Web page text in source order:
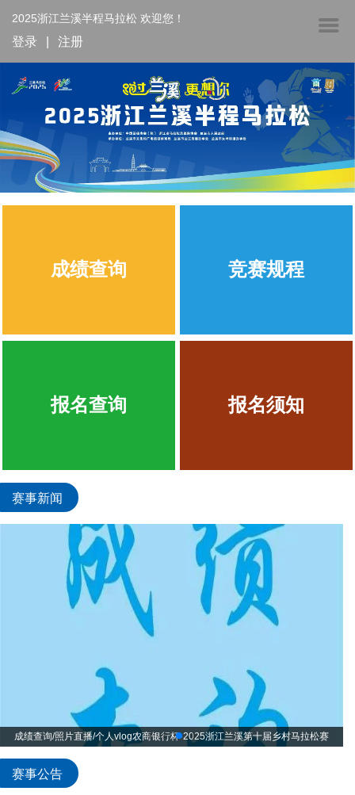
2025浙江兰溪半程马拉松 欢迎您！
登录 注册
成绩查询 竞赛规程
报名查询 报名须知
赛事新闻
跑过兰溪更想你 | 倒计时4天！“兰马”最美赛道提前解锁！
赛事公告